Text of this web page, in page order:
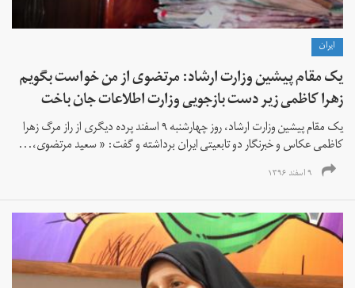
ايران
یک مقام پیشین وزارت ارشاد: مرتضوی از من خواست بگویم
زهرا کاظمی زیر دست بازجویی وزارت اطلاعات جان باخت
یک مقام پیشین وزارت ارشاد، روز چهارشنبه ۹ اسفند پرده دیگری از راز مرگ زهرا
کاظمی عکاس و خبرنگار دو تابعیتی ایران برداشته و گفت: « سعید مرتضوی،...
۹ اسفند ۱۳۹۶